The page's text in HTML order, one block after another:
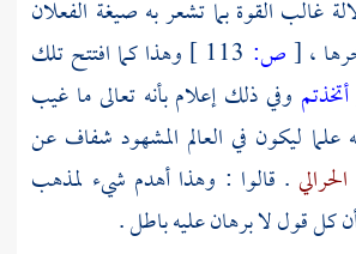
غالب القوة بما تشعر به صيغة الفعلان
، [ص:
وهذا كما افتتح تلك
وفي ذلك إعلام بأنه تعالى ما غيب
علما ليكون في العالم المشهود شفاف عن
الحرالي . قالوا : وهذا أهدم شيء لمذهب
كل قول لا برهان عليه باطل .